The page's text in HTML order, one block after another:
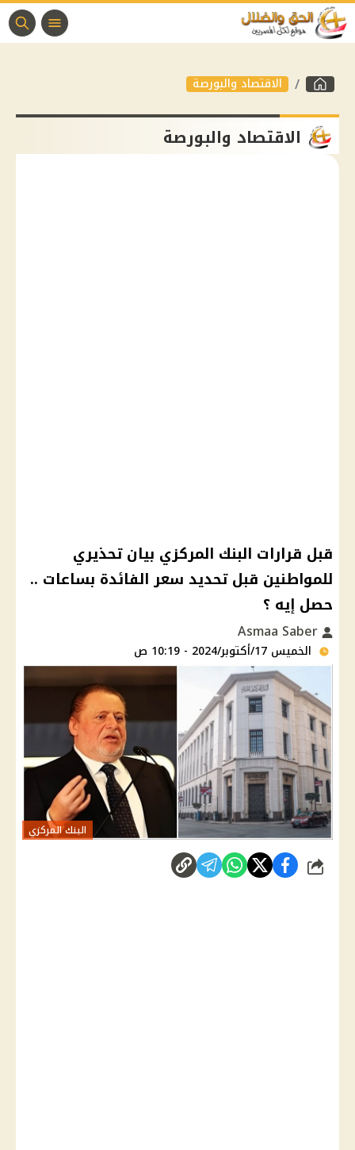
الاقتصاد والبورصة
الاقتصاد والبورصة
قبل قرارات البنك المركزي بيان تحذيري
للمواطنين قبل تحديد سعر الفائدة بساعات ..
حصل إيه ؟
الخميس 17/أكتوبر/2024 - 10:19 ص
البنك المركزي
شارك